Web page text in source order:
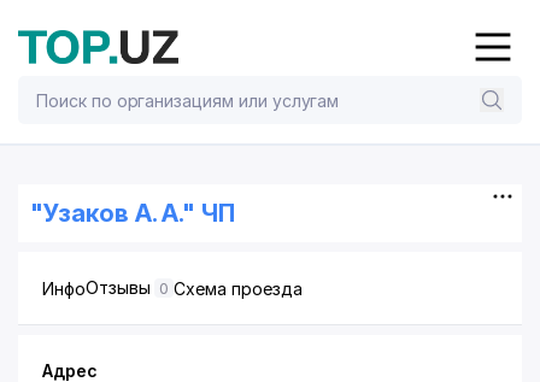
"Узаков А. А." ЧП
ИнфоОтзывы 0 Схема проезда
Адрес